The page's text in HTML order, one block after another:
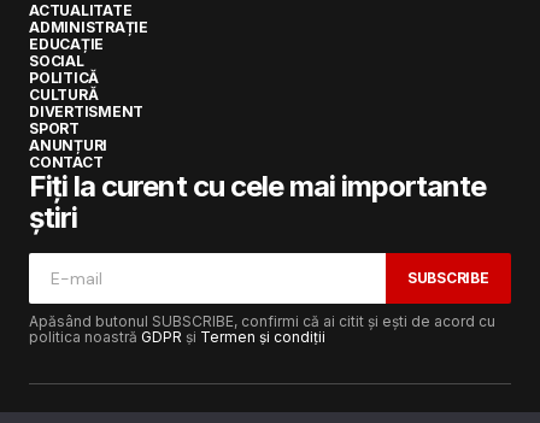
ACTUALITATE
ADMINISTRAȚIE
EDUCAȚIE
SOCIAL
POLITICĂ
CULTURĂ
DIVERTISMENT
SPORT
ANUNȚURI
CONTACT
Fiți la curent cu cele mai importante
știri
SUBSCRIBE
Apăsând butonul SUBSCRIBE, confirmi că ai citit și ești de acord cu
politica noastră GDPR și Termen și condiții